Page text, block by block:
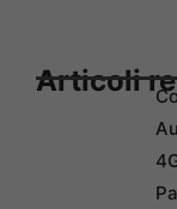
Articoli